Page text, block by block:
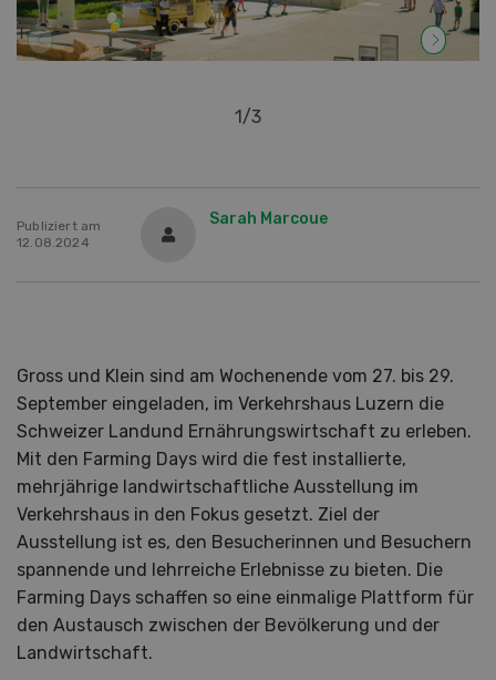
1/3
Publiziert am
12.08.2024
Sarah Marcoue
Gross und Klein sind am Wochenende vom 27. bis 29.
September eingeladen, im Verkehrshaus Luzern die
Schweizer Landund Ernährungswirtschaft zu erleben.
Mit den Farming Days wird die fest installierte,
mehrjährige landwirtschaftliche Ausstellung im
Verkehrshaus in den Fokus gesetzt. Ziel der
Ausstellung ist es, den Besucherinnen und Besuchern
spannende und lehrreiche Erlebnisse zu bieten. Die
Farming Days schaffen so eine einmalige Plattform für
den Austausch zwischen der Bevölkerung und der
Landwirtschaft.